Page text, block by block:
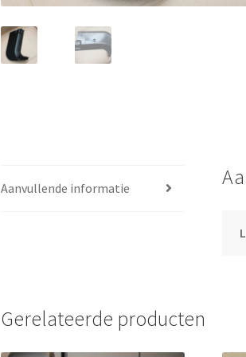
Aanvullende informatie
Gerelateerde producten